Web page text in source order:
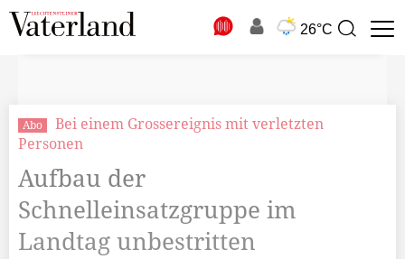
26°C
Suchbegriff
Abo
Bei einem Grossereignis mit verletzten
Personen
Aufbau der
Schnelleinsatzgruppe im
Landtag unbestritten